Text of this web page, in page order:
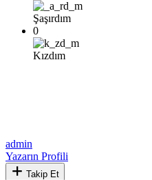
Şaşırdım
0
Kızdım
admin
Yazarın Profili
Takip Et